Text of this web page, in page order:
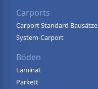
Carports
Carport Standard Bausätze
System-Carport
Böden
Laminat
Parkett